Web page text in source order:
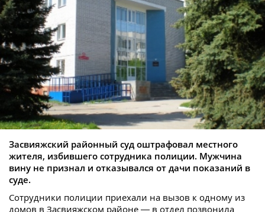
Засвияжский районный суд оштрафовал местного
жителя, избившего сотрудника полиции. Мужчина
вину не признал и отказывался от дачи показаний в
суде.
Сотрудники полиции приехали на вызов к одному из
домов в Засвияжском районе — в отдел позвонила